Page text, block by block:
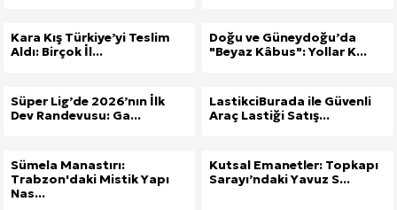
Kara Kış Türkiye’yi Teslim
Aldı: Birçok İl...
Doğu ve Güneydoğu’da
"Beyaz Kâbus": Yollar K...
Süper Lig’de 2026’nın İlk
Dev Randevusu: Ga...
LastikciBurada ile Güvenli
Araç Lastiği Satış...
Sümela Manastırı:
Trabzon'daki Mistik Yapı
Nas...
Kutsal Emanetler: Topkapı
Sarayı’ndaki Yavuz S...